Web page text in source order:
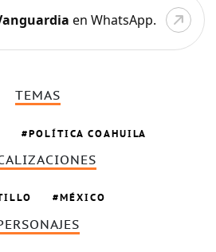
en WhatsApp.
TEMAS
POLÍTICA COAHUILA
MÉXICO